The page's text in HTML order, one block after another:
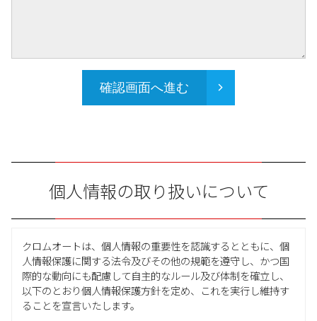
確認画面へ進む
個人情報の取り扱いについて
クロムオートは、個人情報の重要性を認識するとともに、個
人情報保護に関する法令及びその他の規範を遵守し、かつ国
際的な動向にも配慮して自主的なルール及び体制を確立し、
以下のとおり個人情報保護方針を定め、これを実行し維持す
ることを宣言いたします。